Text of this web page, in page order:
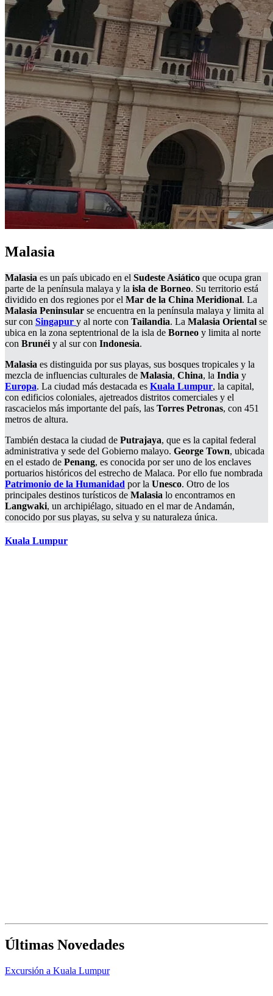
Malasia
Malasia es un país ubicado en el Sudeste Asiático que ocupa gran
parte de la península malaya y la isla de Borneo. Su territorio está
dividido en dos regiones por el Mar de la China Meridional. La
Malasia Peninsular se encuentra en la península malaya y limita al
sur con Singapur y al norte con Tailandia. La Malasia Oriental se
ubica en la zona septentrional de la isla de Borneo y limita al norte
con Brunéi y al sur con Indonesia.
Malasia es distinguida por sus playas, sus bosques tropicales y la
mezcla de influencias culturales de Malasia, China, la India y
Europa. La ciudad más destacada es Kuala Lumpur, la capital,
con edificios coloniales, ajetreados distritos comerciales y el
rascacielos más importante del país, las Torres Petronas, con 451
metros de altura.
También destaca la ciudad de Putrajaya, que es la capital federal
administrativa y sede del Gobierno malayo. George Town, ubicada
en el estado de Penang, es conocida por ser uno de los enclaves
portuarios históricos del estrecho de Malaca. Por ello fue nombrada
Patrimonio de la Humanidad por la Unesco. Otro de los
principales destinos turísticos de Malasia lo encontramos en
Langwaki, un archipiélago, situado en el mar de Andamán,
conocido por sus playas, su selva y su naturaleza única.
Kuala Lumpur
Últimas Novedades
Excursión a Kuala Lumpur